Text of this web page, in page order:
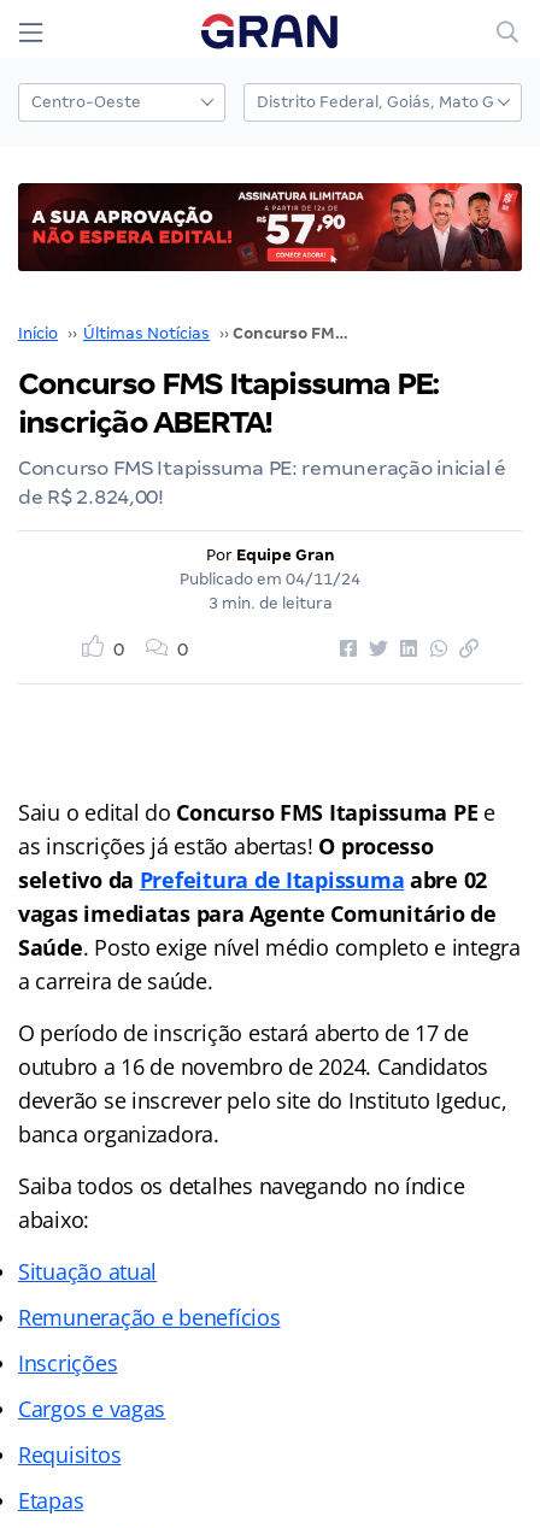
Início ›› Últimas Notícias ›› Concurso FMS Itapissuma PE: inscrição ABERTA!
Concurso FMS Itapissuma PE:
inscrição ABERTA!
Concurso FMS Itapissuma PE: remuneração inicial é
de R$ 2.824,00!
Por Equipe Gran
Publicado em 04/11/24
3 min. de leitura
0 0
Saiu o edital do Concurso FMS Itapissuma PE e
as inscrições já estão abertas! O processo
seletivo da Prefeitura de Itapissuma abre 02
vagas imediatas para Agente Comunitário de
Saúde. Posto exige nível médio completo e integra
a carreira de saúde.
O período de inscrição estará aberto de 17 de
outubro a 16 de novembro de 2024. Candidatos
deverão se inscrever pelo site do Instituto Igeduc,
banca organizadora.
Saiba todos os detalhes navegando no índice
abaixo:
Situação atual
Remuneração e benefícios
Inscrições
Cargos e vagas
Requisitos
Etapas